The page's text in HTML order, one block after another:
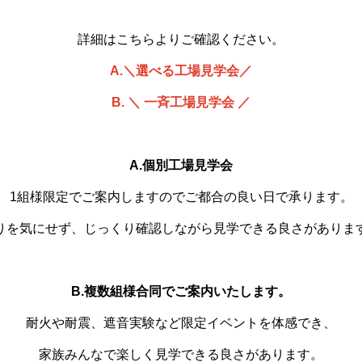
詳細はこちらよりご確認ください。
A.＼選べる工場見学会／
B. ＼ 一斉工場見学会 ／
A.個別工場見学会
1組様限定でご案内しますのでご都合の良い日で承ります。
を気にせず、じっくり確認しながら見学できる良さがありま
B.複数組様合同でご案内いたします。
耐火や耐震、遮音実験など限定イベントを体感でき、
家族みんなで楽しく見学できる良さがあります。